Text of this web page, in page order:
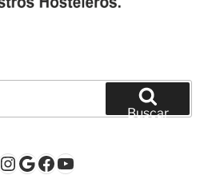
Buscar
Instagram
Google
Facebook
YouTube